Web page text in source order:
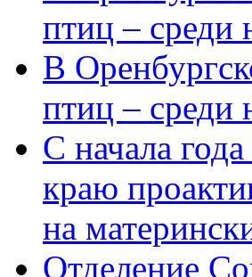
птиц – среди
В
птиц – среди
С начала
краю
на
Отделение